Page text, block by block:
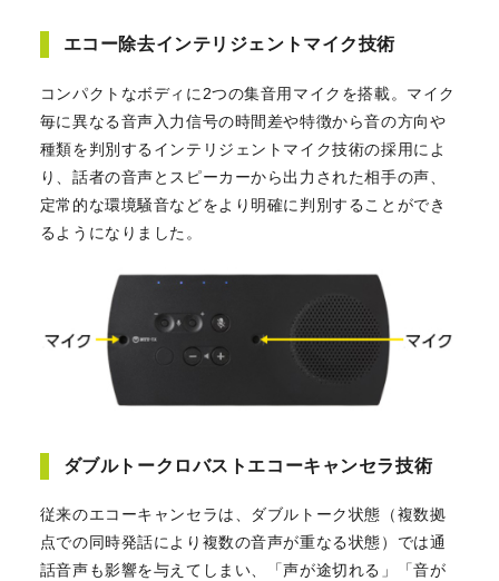
エコー除去インテリジェントマイク技術
コンパクトなボディに2つの集音用マイクを搭載。マイク
毎に異なる音声入力信号の時間差や特徴から音の方向や
種類を判別するインテリジェントマイク技術の採用によ
り、話者の音声とスピーカーから出力された相手の声、
定常的な環境騒音などをより明確に判別することができ
るようになりました。
ダブルトークロバストエコーキャンセラ技術
従来のエコーキャンセラは、ダブルトーク状態（複数拠
点での同時発話により複数の音声が重なる状態）では通
話音声も影響を与えてしまい、「声が途切れる」「音が